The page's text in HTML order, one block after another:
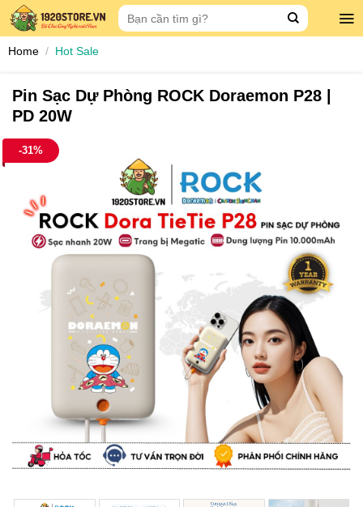
Skip
content
Search
for:
Home / Hot Sale
Pin Sạc Dự Phòng ROCK Doraemon P28 |
PD 20W
-31%